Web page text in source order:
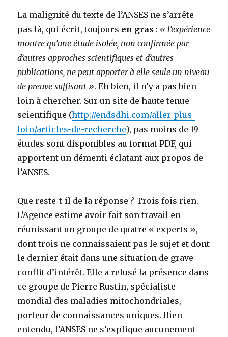
La malignité du texte de l’ANSES ne s’arrête
pas là, qui écrit, toujours en gras : « l’expérience
montre qu’une étude isolée, non confirmée par
d’autres approches scientifiques et d’autres
publications, ne peut apporter à elle seule un niveau
de preuve suffisant ». Eh bien, il n’y a pas bien
loin à chercher. Sur un site de haute tenue
scientifique (http://endsdhi.com/aller-plus-
loin/articles-de-recherche), pas moins de 19
études sont disponibles au format PDF, qui
apportent un démenti éclatant aux propos de
l’ANSES.
Que reste-t-il de la réponse ? Trois fois rien.
L’Agence estime avoir fait son travail en
réunissant un groupe de quatre « experts »,
dont trois ne connaissaient pas le sujet et dont
le dernier était dans une situation de grave
conflit d’intérêt. Elle a refusé la présence dans
ce groupe de Pierre Rustin, spécialiste
mondial des maladies mitochondriales,
porteur de connaissances uniques. Bien
entendu, l’ANSES ne s’explique aucunement